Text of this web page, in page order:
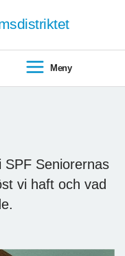
Meny
Seniorernas
vi haft och vad